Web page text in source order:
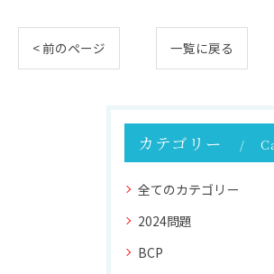
< 前のページ 一覧に戻る
カテゴリー
全てのカテゴリー
2024問題
BCP